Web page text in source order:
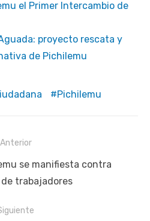
el Primer Intercambio de
proyecto rescata y
de Pichilemu
Pichilemu
Anterior
se manifiesta contra
trabajadores